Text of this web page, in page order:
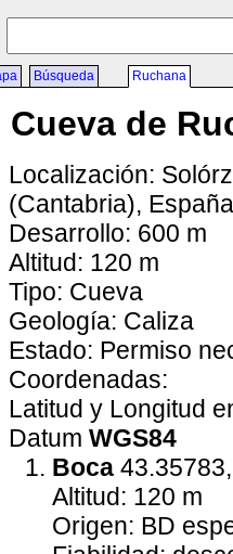
Búsqueda Ruchana
Cueva de
Localización:
(Cantabria), España
Desarrollo: 600 m
Altitud: 120 m
Tipo: Cueva
Geología: Caliza
Estado: Permiso
Coordenadas:
Latitud y Longitud
Datum WGS84
Boca
Altitud: 120 m
Origen: BD